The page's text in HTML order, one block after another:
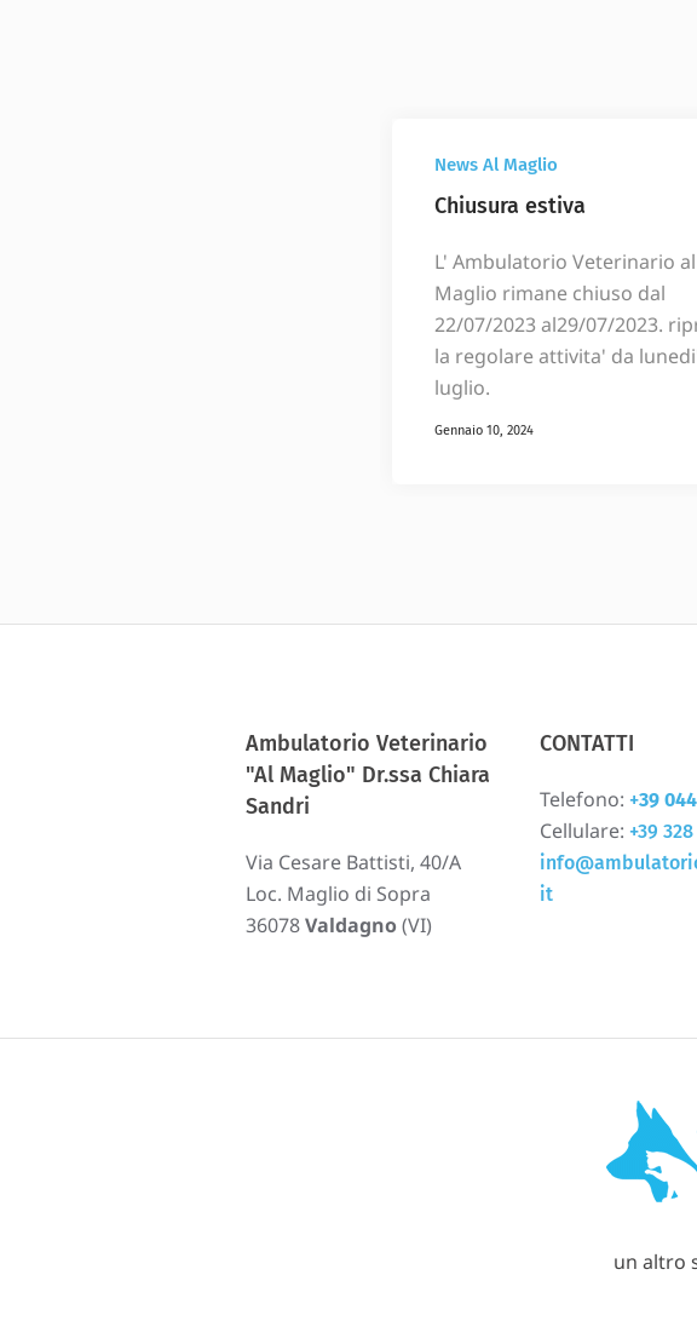
News Al Maglio
Chiusura estiva
L' Ambulatorio Veterinario al
Maglio rimane chiuso dal
22/07/2023 al29/07/2023.
la regolare attivita' da
luglio.
Gennaio 10, 2024
Ambulatorio Veterinario
"Al Maglio" Dr.ssa Chiara
Sandri
Via Cesare Battisti, 40/A
Loc. Maglio di Sopra
36078Valdagno(VI)
CONTATTI
Telefono: +39
Cellulare: +39
it
un altro